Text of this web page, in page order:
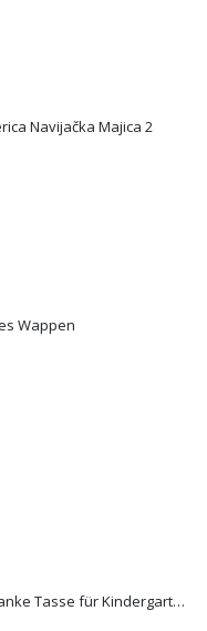
Navijačka Majica 2
Wappen
Abschiedsgeschenk Danke Tasse für Kindergarten, Hort